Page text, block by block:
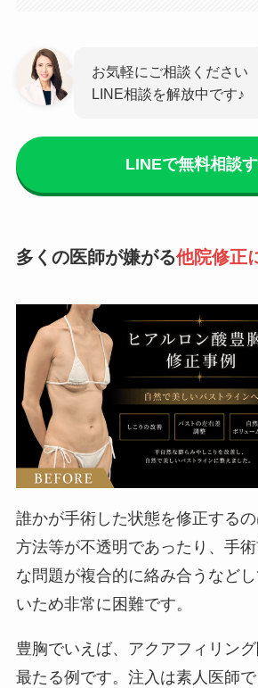
お気軽にご相談ください
LINE相談を解放中です♪
LINEで無料相談
多くの医師が嫌がる他院修正
誰かが手術した状態を修正する
方法等が不透明であったり、手
な問題が複合的に絡み合うなど
いため非常に困難です。
豊胸でいえば、アクアフィリン
最たる例です。注入は素人医師